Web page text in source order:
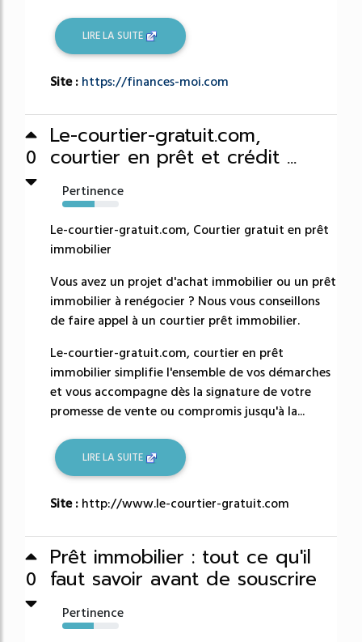
LIRE LA SUITE
Site : https://finances-moi.com
0
Le-courtier-gratuit.com,
courtier en prêt et crédit ...
Pertinence
57%
Le-courtier-gratuit.com, Courtier gratuit en prêt
immobilier
Vous avez un projet d'achat immobilier ou un prêt
immobilier à renégocier ? Nous vous conseillons
de faire appel à un courtier prêt immobilier.
Le-courtier-gratuit.com, courtier en prêt
immobilier simplifie l'ensemble de vos démarches
et vous accompagne dès la signature de votre
promesse de vente ou compromis jusqu'à la...
LIRE LA SUITE
Site : http://www.le-courtier-gratuit.com
0
Prêt immobilier : tout ce qu'il
faut savoir avant de souscrire
Pertinence
56%